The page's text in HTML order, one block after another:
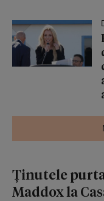
Ținutele
Maddox la